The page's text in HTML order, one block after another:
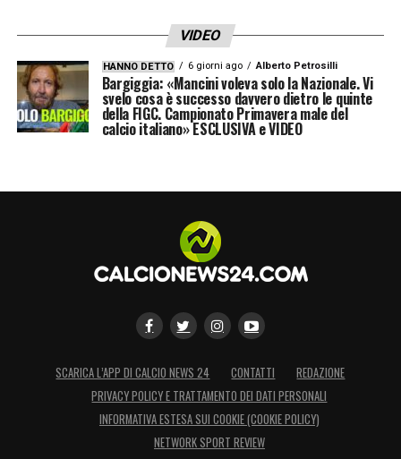
VIDEO
HANNO DETTO 6 giorni ago Alberto Petrosilli
Bargiggia: «Mancini voleva solo la Nazionale. Vi
svelo cosa è successo davvero dietro le quinte
della FIGC. Campionato Primavera male del
calcio italiano» ESCLUSIVA e VIDEO
SCARICA L’APP DI CALCIO NEWS 24 CONTATTI
REDAZIONE
PRIVACY POLICY E TRATTAMENTO DEI DATI PERSONALI
INFORMATIVA ESTESA SUI COOKIE (COOKIE POLICY)
NETWORK SPORT REVIEW